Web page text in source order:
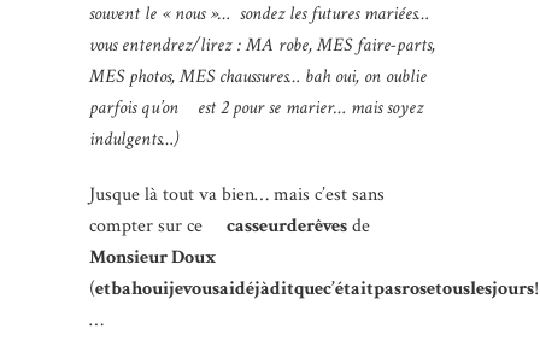
souvent le « nous »… sondez les futures mariées…
vous entendrez/lirez : MA robe, MES faire-parts,
MES photos, MES chaussures… bah oui, on oublie
parfois qu’on est 2 pour se marier… mais soyez
indulgents…)
Jusque là tout va bien… mais c’est sans
compter sur ce casseurderêvesde
Monsieur Doux
(etbahouijevousaidéjàditquec’étaitpasrosetouslesjours
…